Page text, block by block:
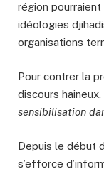
région pourraient
idéologies
organisations
Pour contrer la
discours haineux,
sensibilisation
Depuis le début
s’efforce